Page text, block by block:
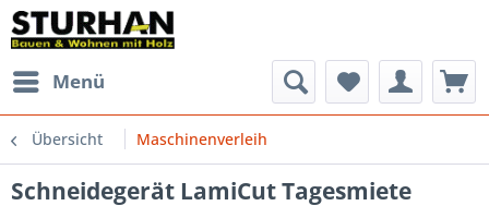
Menü
Übersicht Maschinenverleih
Schneidegerät LamiCut Tagesmiete